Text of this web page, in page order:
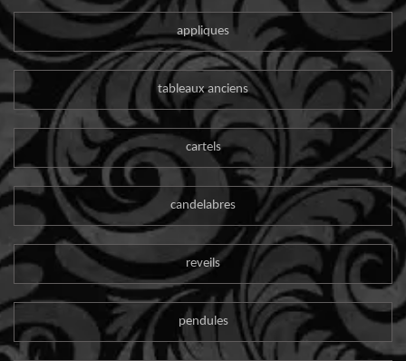
appliques
tableaux anciens
cartels
candelabres
reveils
pendules